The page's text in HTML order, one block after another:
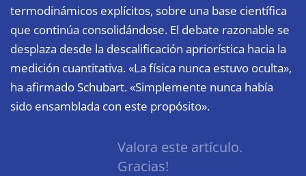
termodinámicos explícitos, sobre una base científica
que continúa consolidándose. El debate razonable se
desplaza desde la descalificación apriorística hacia la
medición cuantitativa. «La física nunca estuvo oculta»,
ha afirmado Schubart. «Simplemente nunca había
sido ensamblada con este propósito».
Valora este artículo.
Gracias!